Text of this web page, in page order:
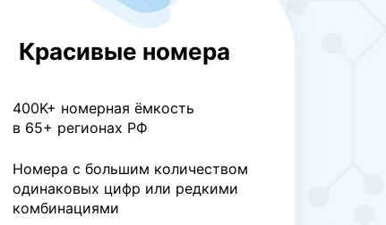
Красивые номера
400K+ номерная ёмкость
в 65+ регионах РФ
Номера с большим количеством
одинаковых цифр или редкими
комбинациями